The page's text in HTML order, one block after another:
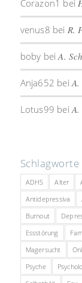
Corazon1 bei
venus8 bei R.
boby beiA.
Anja652 bei
Lotus99 bei
Schlagworte
ADHS Alter
Antidepressiva
Burnout
Essstörung
Magersucht
Psyche